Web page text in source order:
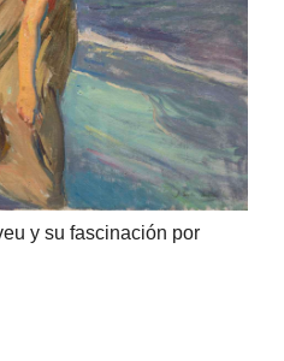
y su fascinación por